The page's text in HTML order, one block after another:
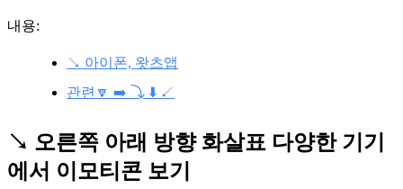
내용:
↘️ 아이폰, 왓츠앱
관련🔽 ➡️ ⤵️ ⬇️ ↙️
↘️ 오른쪽 아래 방향 화살표 다양한 기기
에서 이모티콘 보기